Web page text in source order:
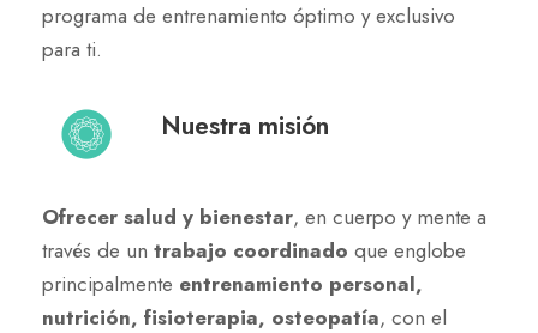
programa de entrenamiento óptimo y exclusivo
para ti.
Nuestra misión
Ofrecer salud y bienestar, en cuerpo y mente a
través de un trabajo coordinado que englobe
principalmente entrenamiento personal,
nutrición, fisioterapia, osteopatía, con el